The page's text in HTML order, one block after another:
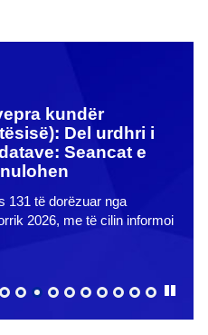
kundër
Del urdhri i
Seancat e
131 të dorëzuar nga
2026, me të cilin informoi